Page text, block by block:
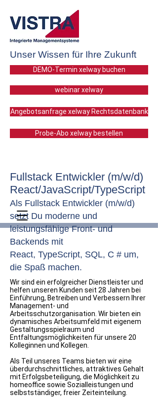
Unser Wissen für Ihre Zukunft
DEMO-Termin xelway buchen
webinar xelway
Angebotsanfrage xelway Rechtsdatenbank
Probe-Abo xelway bestellen
Fullstack Entwickler (m/w/d)
React/JavaScript/TypeScript
Als Fullstack Entwickler (m/w/d)
setzt Du moderne und
leistungsfähige Front- und
Backends mit
React, TypeScript, SQL, C # um,
die Spaß machen.
Wir sind ein erfolgreicher Dienstleister und
helfen unseren Kunden seit 28 Jahren bei
Einführung, Betreiben und Verbessern Ihrer
Management- und
Arbeitsschutzorganisation. Wir bieten ein
dynamisches Arbeitsumfeld mit eigenem
Gestaltungsspielraum und
Entfaltungsmöglichkeiten für unsere 20
Kolleginnen und Kollegen.
Als Teil unseres Teams bieten wir eine
überdurchschnittliches, attraktives Gehalt
mit Erfolgsbeteiligung, die Möglichkeit zu
homeoffice sowie Sozialleistungen und
selbstständiger, freier Zeiteinteilung.